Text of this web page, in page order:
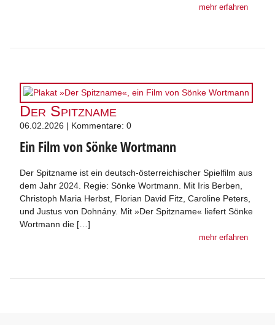
mehr erfahren
Der Spitzname
06.02.2026 | Kommentare: 0
Ein Film von Sönke Wortmann
Der Spitzname ist ein deutsch-österreichischer Spielfilm aus
dem Jahr 2024. Regie: Sönke Wortmann. Mit Iris Berben,
Christoph Maria Herbst, Florian David Fitz, Caroline Peters,
und Justus von Dohnány. Mit »Der Spitzname« liefert Sönke
Wortmann die […]
mehr erfahren